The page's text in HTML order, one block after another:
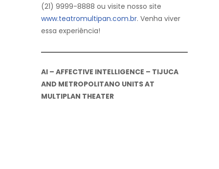
(21) 9999-8888 ou visite nosso site
www.teatromultipan.com.br. Venha viver
essa experiência!
AI – AFFECTIVE INTELLIGENCE – TIJUCA
AND METROPOLITANO UNITS AT
MULTIPLAN THEATER